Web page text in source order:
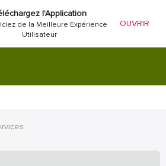
l'Application
de la Meilleure Expérience
Utilisateur
OUVRIR